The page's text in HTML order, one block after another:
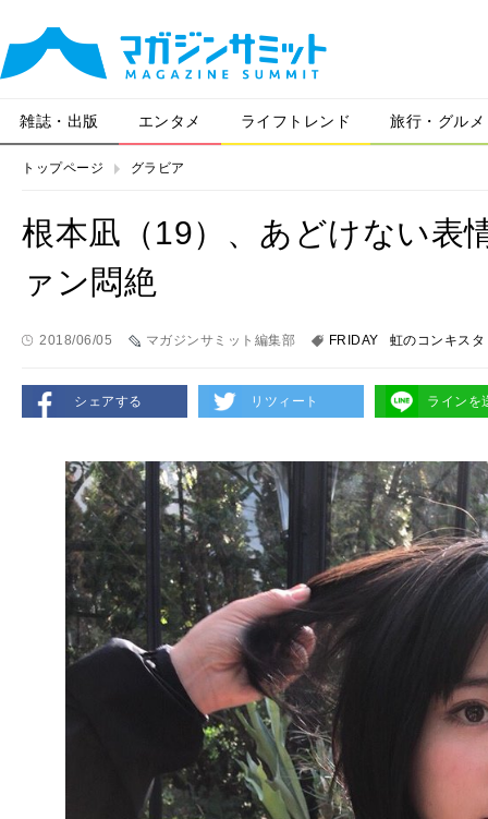
雑誌・出版 エンタメ ライフトレンド 旅行・グルメ
トップページ グラビア
根本凪（19）、あどけない表
ァン悶絶
2018/06/05 マガジンサミット編集部 FRIDAY 虹のコンキスタ
シェアする リツィート ラインを